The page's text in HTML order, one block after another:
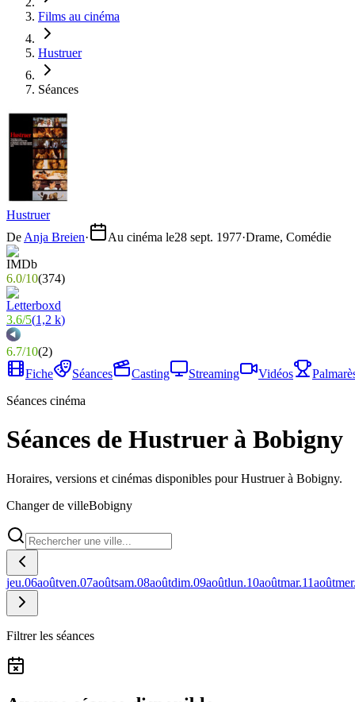
Films au cinéma
Hustruer
Séances
Hustruer
De Anja Breien· Au cinéma le28 sept. 1977·Drame, Comédie
6.0/10(374)
3.6/5(1,2 k)
6.7/10(2)
Fiche
Séances Casting Streaming Vidéos
Séances cinéma
Séances de Hustruer à Bobigny
Horaires, versions et cinémas disponibles pour Hustruer à Bobigny.
Changer de villeBobigny
jeu.06aoûtven.07aoûtsam.08aoûtdim.09aoûtlun.10aoûtmar.11aoûtmer.
Filtrer les séances